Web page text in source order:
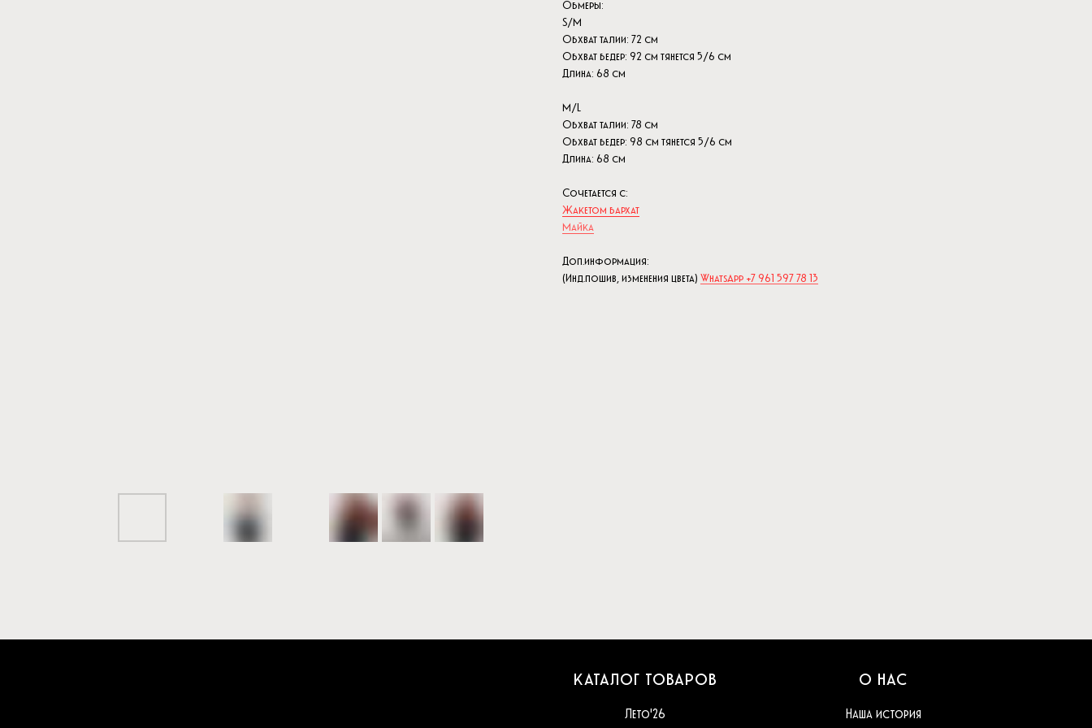
Обмеры:
S/M
Обхват талии: 72 см
Обхват бедер: 92 см тянется 5/6 см
Длина: 68 см
M/L
Обхват талии: 78 см
Обхват бедер: 98 см тянется 5/6 см
Длина: 68 см
Сочетается с:
Жакетом бархат
Майка
Доп.информация:
(Инд.пошив, изменения цвета) WhatsApp +7 961 597 78 13
КАТАЛОГ ТОВАРОВ О НАС
Лето'26 Наша история